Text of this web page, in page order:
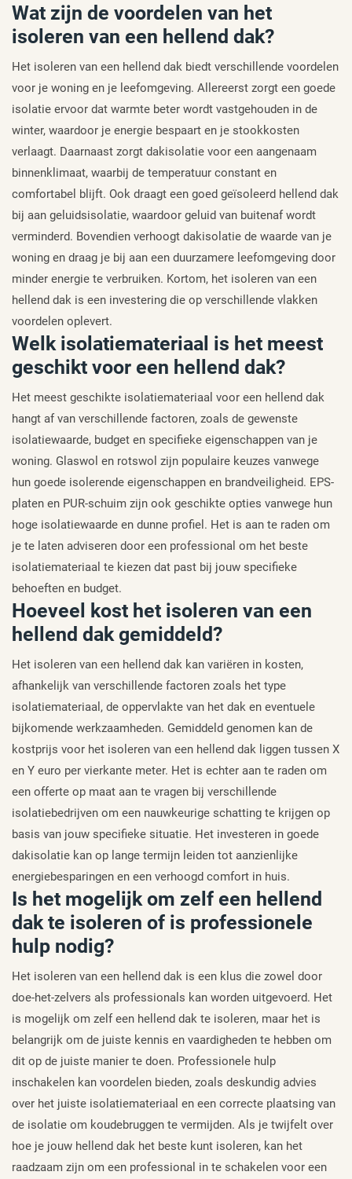
Wat zijn de voordelen van het
isoleren van een hellend dak?
Het isoleren van een hellend dak biedt verschillende voordelen
voor je woning en je leefomgeving. Allereerst zorgt een goede
isolatie ervoor dat warmte beter wordt vastgehouden in de
winter, waardoor je energie bespaart en je stookkosten
verlaagt. Daarnaast zorgt dakisolatie voor een aangenaam
binnenklimaat, waarbij de temperatuur constant en
comfortabel blijft. Ook draagt een goed geïsoleerd hellend dak
bij aan geluidsisolatie, waardoor geluid van buitenaf wordt
verminderd. Bovendien verhoogt dakisolatie de waarde van je
woning en draag je bij aan een duurzamere leefomgeving door
minder energie te verbruiken. Kortom, het isoleren van een
hellend dak is een investering die op verschillende vlakken
voordelen oplevert.
Welk isolatiemateriaal is het meest
geschikt voor een hellend dak?
Het meest geschikte isolatiemateriaal voor een hellend dak
hangt af van verschillende factoren, zoals de gewenste
isolatiewaarde, budget en specifieke eigenschappen van je
woning. Glaswol en rotswol zijn populaire keuzes vanwege
hun goede isolerende eigenschappen en brandveiligheid. EPS-
platen en PUR-schuim zijn ook geschikte opties vanwege hun
hoge isolatiewaarde en dunne profiel. Het is aan te raden om
je te laten adviseren door een professional om het beste
isolatiemateriaal te kiezen dat past bij jouw specifieke
behoeften en budget.
Hoeveel kost het isoleren van een
hellend dak gemiddeld?
Het isoleren van een hellend dak kan variëren in kosten,
afhankelijk van verschillende factoren zoals het type
isolatiemateriaal, de oppervlakte van het dak en eventuele
bijkomende werkzaamheden. Gemiddeld genomen kan de
kostprijs voor het isoleren van een hellend dak liggen tussen X
en Y euro per vierkante meter. Het is echter aan te raden om
een offerte op maat aan te vragen bij verschillende
isolatiebedrijven om een nauwkeurige schatting te krijgen op
basis van jouw specifieke situatie. Het investeren in goede
dakisolatie kan op lange termijn leiden tot aanzienlijke
energiebesparingen en een verhoogd comfort in huis.
Is het mogelijk om zelf een hellend
dak te isoleren of is professionele
hulp nodig?
Het isoleren van een hellend dak is een klus die zowel door
doe-het-zelvers als professionals kan worden uitgevoerd. Het
is mogelijk om zelf een hellend dak te isoleren, maar het is
belangrijk om de juiste kennis en vaardigheden te hebben om
dit op de juiste manier te doen. Professionele hulp
inschakelen kan voordelen bieden, zoals deskundig advies
over het juiste isolatiemateriaal en een correcte plaatsing van
de isolatie om koudebruggen te vermijden. Als je twijfelt over
hoe je jouw hellend dak het beste kunt isoleren, kan het
raadzaam zijn om een professional in te schakelen voor een